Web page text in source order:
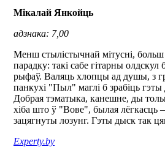
Мікалай Янкойць
адзнака: 7,00
Менш стылістычнай мітусні,
парадку: такі сабе гітарны
рыфаў. Валяць хлопцы ад душы, з
панкухі "Пыл" маглі б зрабіць
Добрая тэматыка, канешне, ды
хіба што ў "Вове", былая лёгкасць
зацягнуты лозунг. Гэты дыск так
Experty.by